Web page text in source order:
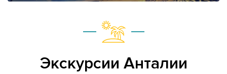
Экскурсии Анталии